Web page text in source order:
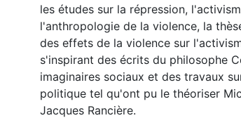
les études sur la répression,
l'anthropologie de la violence, la
des effets de la violence sur
s'inspirant des écrits du philosophe
imaginaires sociaux et des travaux
politique tel qu'ont pu le théoriser
Jacques Rancière.